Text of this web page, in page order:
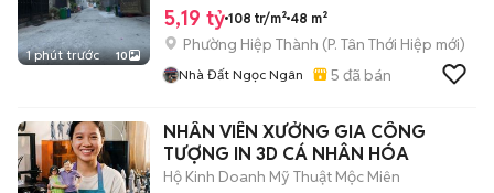
1 phút trước 10
5,19 tỷ 108 tr/m² 48 m²
Phường Hiệp Thành (P. Tân Thới Hiệp mới)
Nhà Đất Ngọc Ngân 5 đã bán
NHÂN VIÊN XƯỞNG GIA CÔNG
TƯỢNG IN 3D CÁ NHÂN HÓA
Hộ Kinh Doanh Mỹ Thuật Mộc Miên